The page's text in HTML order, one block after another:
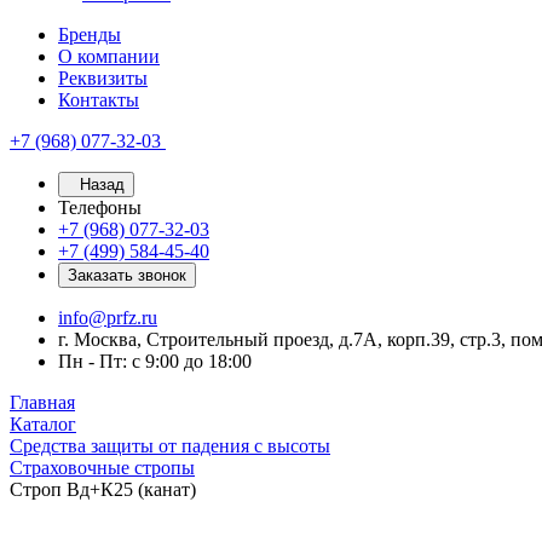
Бренды
О компании
Реквизиты
Контакты
+7 (968) 077-32-03
Назад
Телефоны
+7 (968) 077-32-03
+7 (499) 584-45-40
Заказать звонок
info@prfz.ru
г. Москва, Строительный проезд, д.7А, корп.39, стр.3,
Пн - Пт: с 9:00 до 18:00
Главная
Каталог
Средства защиты от падения с высоты
Страховочные стропы
Строп Вд+К25 (канат)